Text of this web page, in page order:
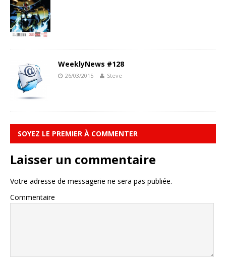
WeeklyNews #128
26/03/2015 Steve
SOYEZ LE PREMIER À COMMENTER
Laisser un commentaire
Votre adresse de messagerie ne sera pas publiée.
Commentaire